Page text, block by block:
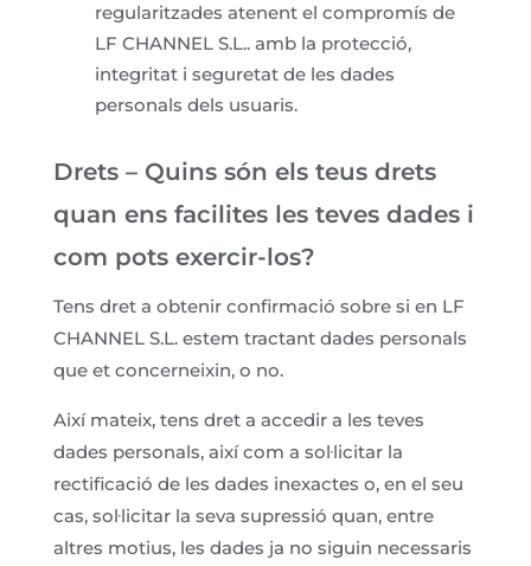
regularitzades atenent el compromís de
LF CHANNEL S.L.. amb la protecció,
integritat i seguretat de les dades
personals dels usuaris.
Drets – Quins són els teus drets
quan ens facilites les teves dades i
com pots exercir-los?
Tens dret a obtenir confirmació sobre si en LF
CHANNEL S.L. estem tractant dades personals
que et concerneixin, o no.
Així mateix, tens dret a accedir a les teves
dades personals, així com a sol·licitar la
rectificació de les dades inexactes o, en el seu
cas, sol·licitar la seva supressió quan, entre
altres motius, les dades ja no siguin necessaris